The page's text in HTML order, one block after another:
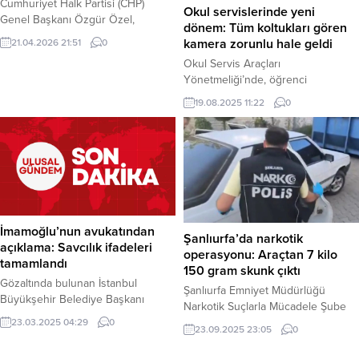
Cumhuriyet Halk Partisi (CHP)
Genel Başkanı Özgür Özel,
partisinin TBMM Grup
Toplantısı’nda yaptığı konuşmada
kadar birçok alanda iktidarı sert
sözlerle eleştiren Özel, seçim
sandığını işaret ederek “Hodri
meydan” dedi. Haber Merkezi –
TBMM’deki grup kürsüsünden
Türkiye’ye seslenen Özel, 47 yıl...
21.04.2026 21:51 0
Okul servislerinde yeni
dönem: Tüm koltukları gören
kamera zorunlu hale geldi
Okul Servis Araçları
Yönetmeliği’nde, öğrenci
güvenliğini artırmayı hedefleyen
kapsamlı değişiklikler yapıldı.
Bugün Resmi Gazete’de
yayımlanan yeni yönetmelikle, tüm
servis araçlarına bütün koltukları
gören iç ve dış kamera takılması
zorunlu hale getirildi. Ayrıca
yönetmeliğin kapsamı, kreş ve
gündüz bakımevlerini de içine
alacak şekilde genişletildi. Haber
Merkezi – İçişleri Bakanlığı
öncülüğünde, Aile...
19.08.2025 11:22 0
İmamoğlu’nun avukatından
açıklama: Savcılık ifadeleri
tamamlandı
Gözaltında bulunan İstanbul
Büyükşehir Belediye Başkanı
Ekrem İmamoğlu’nun avukatı
Mehmet Pehlivan, müvekkilinin
23.03.2025 04:29 0
Şanlıurfa’da narkotik
operasyonu: Araçtan 7 kilo
150 gram skunk çıktı
Şanlıurfa Emniyet Müdürlüğü
Narkotik Suçlarla Mücadele Şube
Müdürlüğü ekipleri, düzenledikleri
bir operasyonda durdurdukları bir
23.09.2025 23:05 0